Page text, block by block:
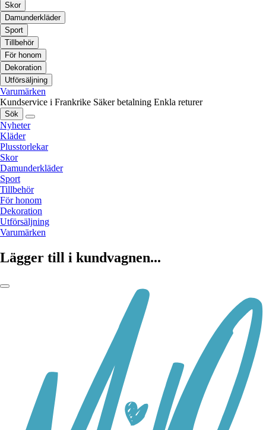
Skor
Damunderkläder
Sport
Tillbehör
För honom
Dekoration
Utförsäljning
Varumärken
Kundservice i Frankrike Säker betalning Enkla returer
Sök
Nyheter
Kläder
Plusstorlekar
Skor
Damunderkläder
Sport
Tillbehör
För honom
Dekoration
Utförsäljning
Varumärken
Lägger till i kundvagnen...